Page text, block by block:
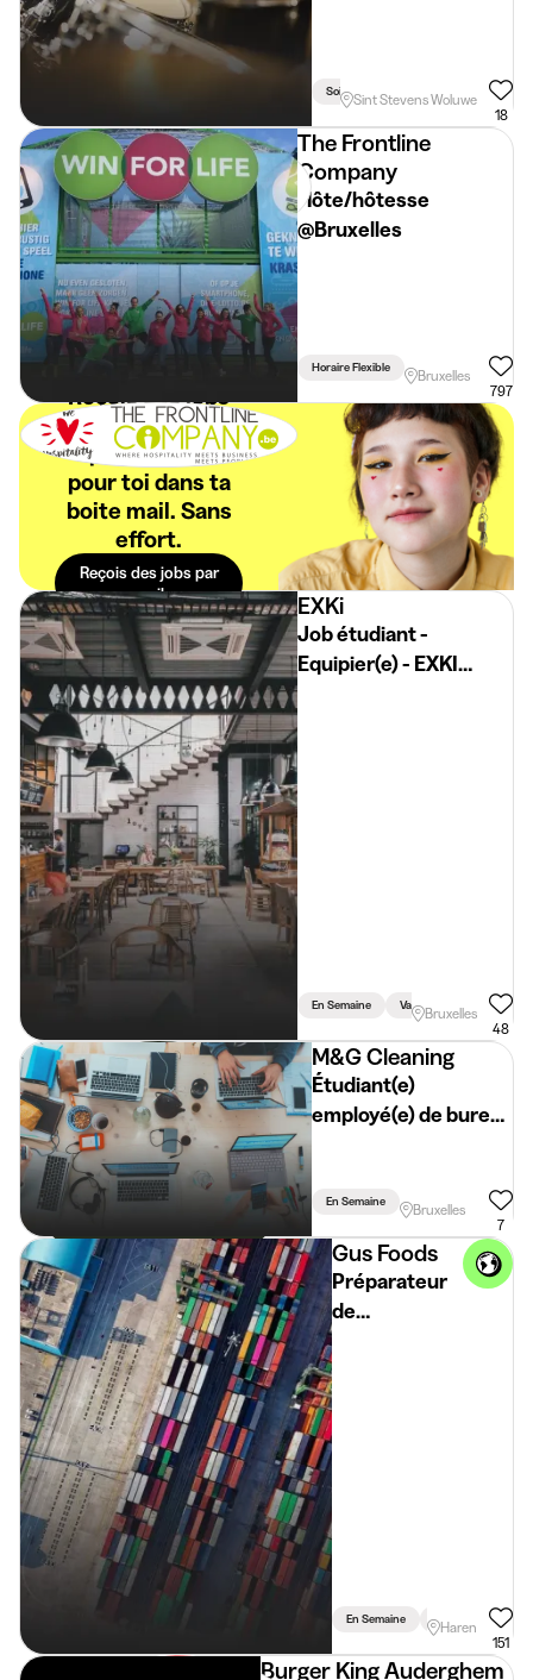
Soir Weekend
Sint Stevens Woluwe
18
The Frontline
Company
Hôte/hôtesse
@Bruxelles
Horaire Flexible
Bruxelles
797
Reçois des jobs
étudiants
spécialement
pour toi dans ta
boite mail. Sans
effort.
Reçois des jobs par
mail
EXKi
Job étudiant -
Equipier(e) - EXKI
En Semaine Vacances Weekend
Bruxelles
48
M&G Cleaning
Étudiant(e)
employé(e) de bureau
– prospection
téléphonique
En Semaine
Bruxelles
7
Gus Foods
Préparateur
de
commande et
entretien à
Haren
En Semaine Vacances
Haren
151
Burger King Auderghem